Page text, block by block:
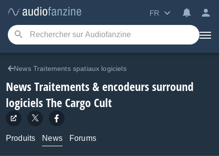
FR
News Traitements spatiaux logiciels
News Traitements & encodeurs surround
logiciels The Cargo Cult
Produits News Forums